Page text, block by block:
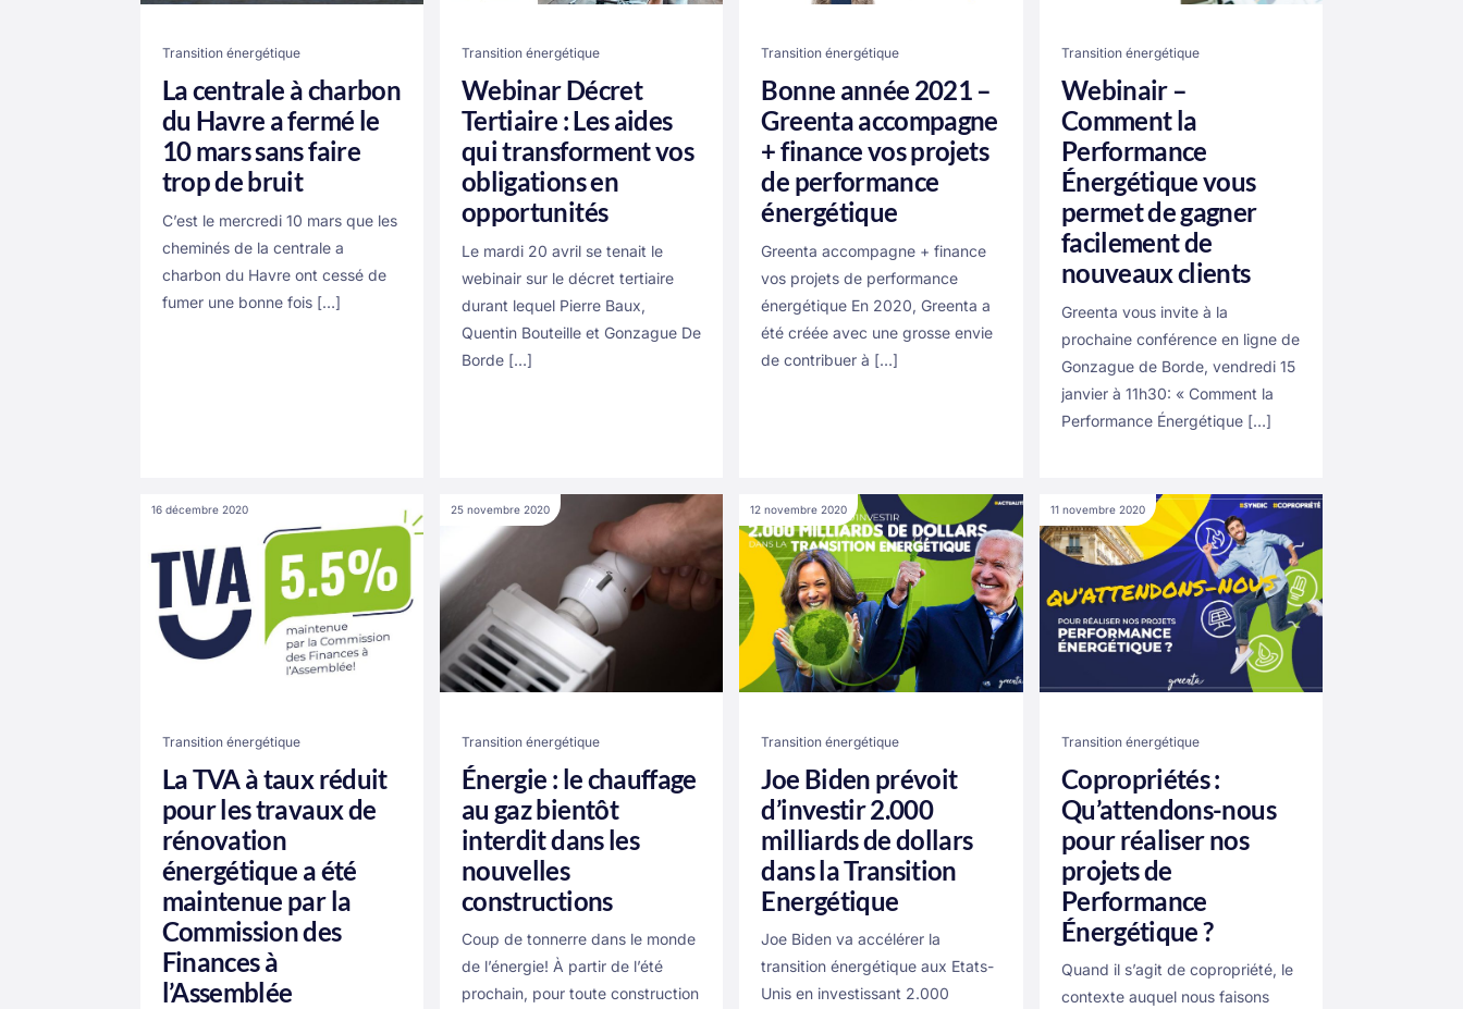
Transition énergétique
La centrale à charbon
du Havre a fermé le
10 mars sans faire
trop de bruit
C’est le mercredi 10 mars que les
cheminés de la centrale a
charbon du Havre ont cessé de
fumer une bonne fois […]
Transition énergétique
Webinar Décret
Tertiaire : Les aides
qui transforment vos
obligations en
opportunités
Le mardi 20 avril se tenait le
webinair sur le décret tertiaire
durant lequel Pierre Baux,
Quentin Bouteille et Gonzague De
Borde […]
Transition énergétique
Bonne année 2021 –
Greenta accompagne
+ finance vos projets
de performance
énergétique
Greenta accompagne + finance
vos projets de performance
énergétique En 2020, Greenta a
été créée avec une grosse envie
de contribuer à […]
Transition énergétique
Webinair –
Comment la
Performance
Énergétique vous
permet de gagner
facilement de
nouveaux clients
Greenta vous invite à la
prochaine conférence en ligne de
Gonzague de Borde, vendredi 15
janvier à 11h30: « Comment la
Performance Énergétique […]
16 décembre 2020
Transition énergétique
La TVA à taux réduit
pour les travaux de
rénovation
énergétique a été
maintenue par la
Commission des
Finances à
l’Assemblée
25 novembre 2020
Transition énergétique
Énergie : le chauffage
au gaz bientôt
interdit dans les
nouvelles
constructions
Coup de tonnerre dans le monde
de l’énergie! À partir de l’été
prochain, pour toute construction
12 novembre 2020
Transition énergétique
Joe Biden prévoit
d’investir 2.000
milliards de dollars
dans la Transition
Energétique
Joe Biden va accélérer la
transition énergétique aux Etats-
Unis en investissant 2.000
11 novembre 2020
Transition énergétique
Copropriétés :
Qu’attendons-nous
pour réaliser nos
projets de
Performance
Énergétique ?
Quand il s’agit de copropriété, le
contexte auquel nous faisons